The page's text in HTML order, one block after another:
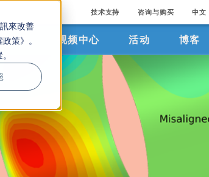
來改善
策》。
技术支持 咨询与购买 中文
应用 视频中心 活动 博客